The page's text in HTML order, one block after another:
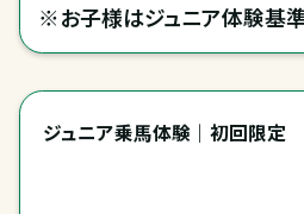
※お子様はジュニア体験基準
ジュニア乗馬体験｜初回限定